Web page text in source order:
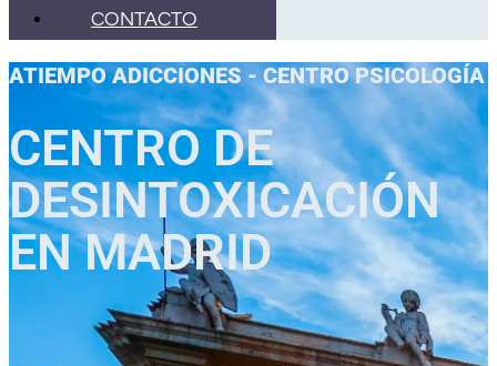
CONTACTO
ATIEMPO ADICCIONES - CENTRO PSICOLOGÍA
CENTRO DE
DESINTOXICACIÓN
EN MADRID